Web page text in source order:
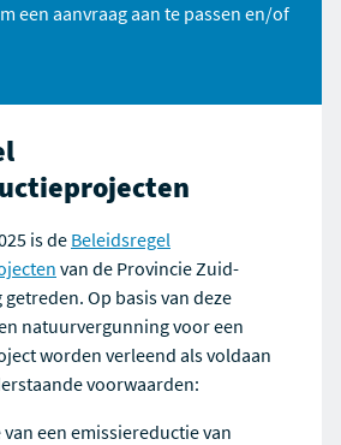
een aanvraag aan te passen en/of
is de Beleidsregel
van de Provincie Zuid-
Op basis van deze
natuurvergunning voor een
worden verleend als voldaan
voorwaarden:
van een emissiereductie van